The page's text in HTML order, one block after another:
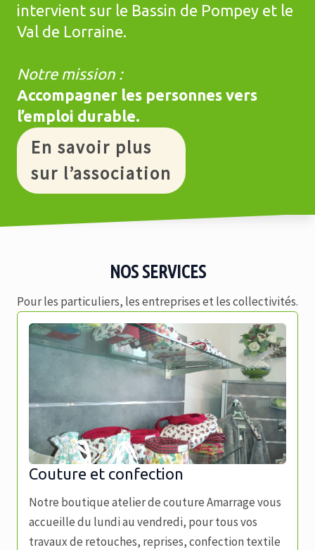
intervient sur le Bassin de Pompey et le
Val de Lorraine.
Notre mission :
Accompagner les personnes vers
l’emploi durable.
En savoir plus
sur l’association
NOS SERVICES
Pour les particuliers, les entreprises et les collectivités.
Couture et confection
Notre boutique atelier de couture Amarrage vous
accueille du lundi au vendredi, pour tous vos
travaux de retouches, reprises, confection textile